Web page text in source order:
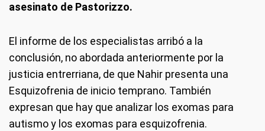
asesinato de Pastorizzo.
El informe de los especialistas arribó a la
conclusión, no abordada anteriormente por la
justicia entrerriana, de que Nahir presenta una
Esquizofrenia de inicio temprano. También
expresan que hay que analizar los exomas para
autismo y los exomas para esquizofrenia.